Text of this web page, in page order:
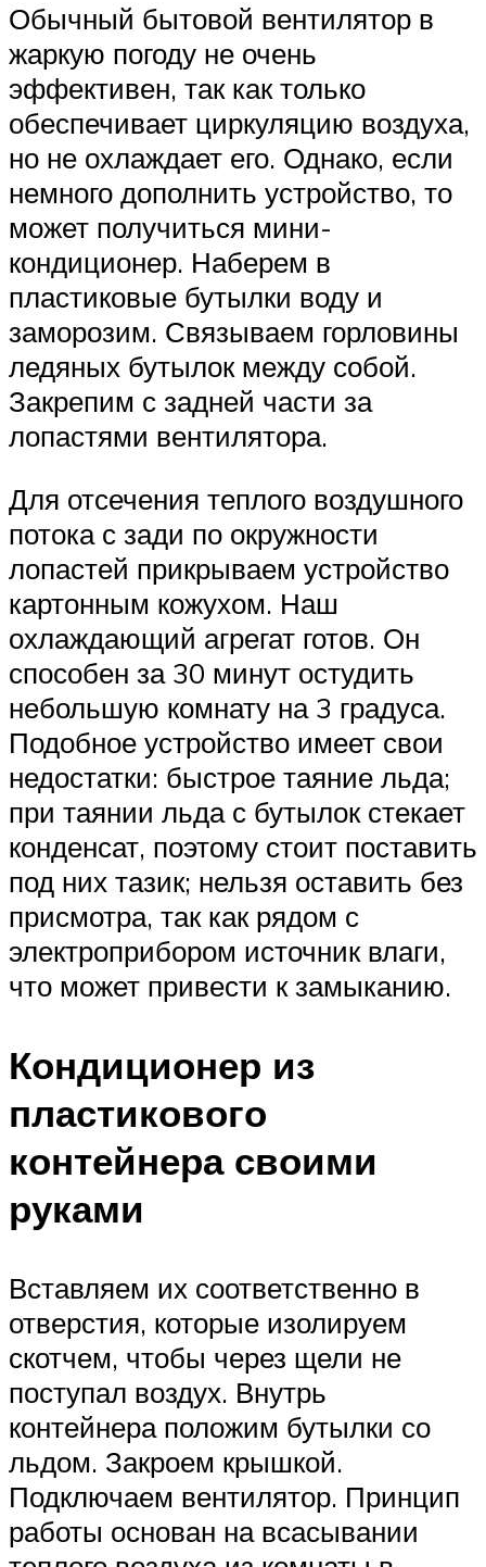
Обычный бытовой вентилятор в
жаркую погоду не очень
эффективен, так как только
обеспечивает циркуляцию воздуха,
но не охлаждает его. Однако, если
немного дополнить устройство, то
может получиться мини-
кондиционер. Наберем в
пластиковые бутылки воду и
заморозим. Связываем горловины
ледяных бутылок между собой.
Закрепим с задней части за
лопастями вентилятора.
Для отсечения теплого воздушного
потока с зади по окружности
лопастей прикрываем устройство
картонным кожухом. Наш
охлаждающий агрегат готов. Он
способен за 30 минут остудить
небольшую комнату на 3 градуса.
Подобное устройство имеет свои
недостатки: быстрое таяние льда;
при таянии льда с бутылок стекает
конденсат, поэтому стоит поставить
под них тазик; нельзя оставить без
присмотра, так как рядом с
электроприбором источник влаги,
что может привести к замыканию.
Кондиционер из
пластикового
контейнера своими
руками
Вставляем их соответственно в
отверстия, которые изолируем
скотчем, чтобы через щели не
поступал воздух. Внутрь
контейнера положим бутылки со
льдом. Закроем крышкой.
Подключаем вентилятор. Принцип
работы основан на всасывании